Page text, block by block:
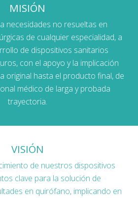
MISIÓN
necesidades no resueltas en
de cualquier especialidad, a
de dispositivos sanitarios
con el apoyo y la implicación
original hasta el producto final, de
médico de larga y probada
trayectoria.
VISIÓN
de nuestros dispositivos
clave para la solución de
en quirófano, implicando en